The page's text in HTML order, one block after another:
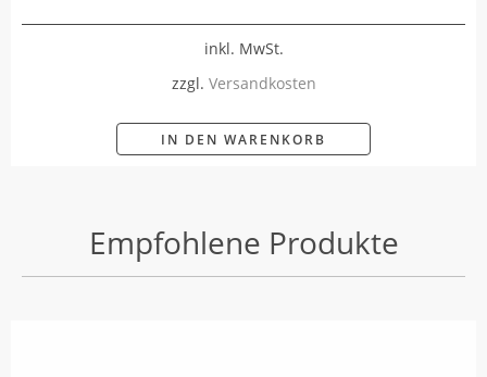
inkl. MwSt.
zzgl. Versandkosten
IN DEN WARENKORB
Empfohlene Produkte